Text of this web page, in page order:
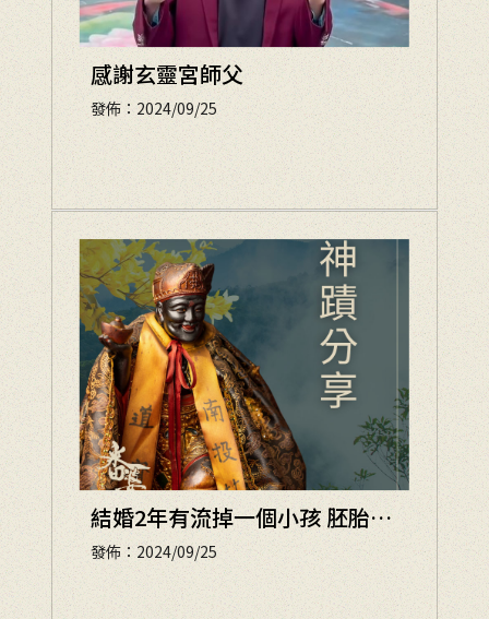
感謝玄靈宮師父
發佈：2024/09/25
結婚2年有流掉一個小孩 胚胎發
育不良 後來找到玄靈宮的師父
發佈：2024/09/25